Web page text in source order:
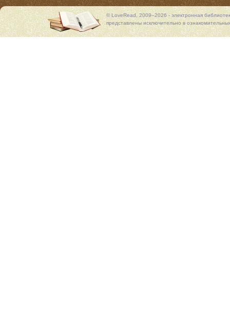
© LoveRead, 2009–2026 - электронная
представлены исключительно в